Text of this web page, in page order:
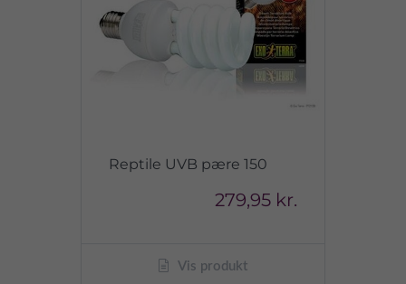
Reptile UVB pære 150
279,95 kr.
Vis produkt